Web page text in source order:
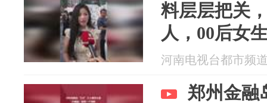
料层层把关
人，00后女
本地男生
河南电视台都市频
郑州金融